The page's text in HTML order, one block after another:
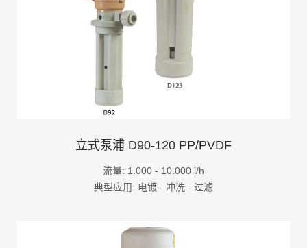
立式泵浦 D90-120 PP/PVDF
流量: 1.000 - 10.000 l/h
典型应用: 电镀 - 冲洗 - 过滤